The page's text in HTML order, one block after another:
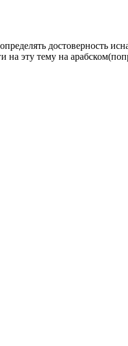
достоверность
эту тему на